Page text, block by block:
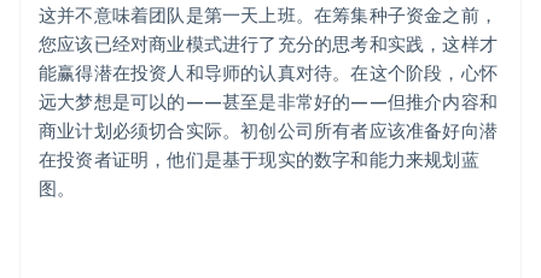
这并不意味着团队是第一天上班。在筹集种子资金之前，
您应该已经对商业模式进行了充分的思考和实践，这样才
能赢得潜在投资人和导师的认真对待。在这个阶段，心怀
远大梦想是可以的——甚至是非常好的——但推介内容和
商业计划必须切合实际。初创公司所有者应该准备好向潜
在投资者证明，他们是基于现实的数字和能力来规划蓝
图。